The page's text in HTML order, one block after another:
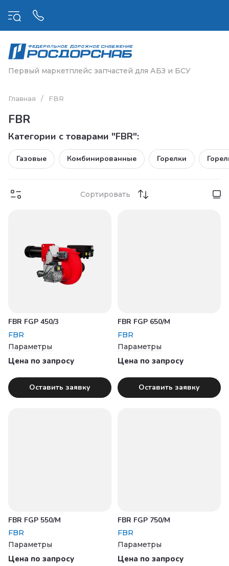
Первый маркетплейс запчастей для АБЗ и БСУ
Главная / FBR
FBR
Категории с товарами "FBR":
Газовые Комбинированные Горелки
Сортировать
FBR FGP 450/3
FBR
Параметры
Цена по запросу
Оставить заявку
FBR FGP 650/M
FBR
Параметры
Цена по запросу
Оставить заявку
FBR FGP 550/M
FBR
Параметры
Цена по запросу
FBR FGP 750/M
FBR
Параметры
Цена по запросу